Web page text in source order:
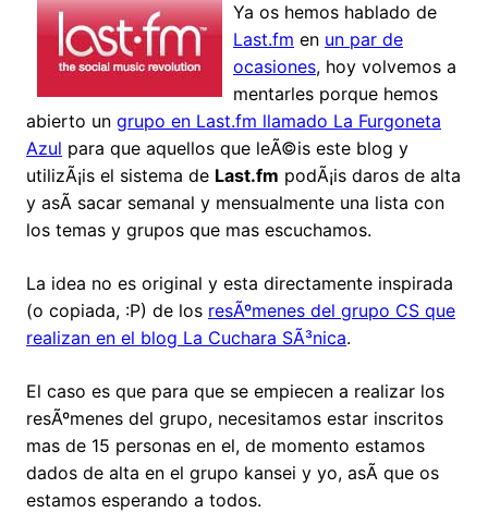
Ya os hemos hablado de
Last.fm en un par de
ocasiones, hoy volvemos a
mentarles porque hemos
abierto un grupo en Last.fm llamado La Furgoneta
Azul para que aquellos que leÃ©is este blog y
utilizÃ¡is el sistema de Last.fm podÃ¡is daros de alta
y asÃ­ sacar semanal y mensualmente una lista con
los temas y grupos que mas escuchamos.
La idea no es original y esta directamente inspirada
(o copiada, :P) de los resÃºmenes del grupo CS que
realizan en el blog La Cuchara SÃ³nica.
El caso es que para que se empiecen a realizar los
resÃºmenes del grupo, necesitamos estar inscritos
mas de 15 personas en el, de momento estamos
dados de alta en el grupo kansei y yo, asÃ­ que os
estamos esperando a todos.